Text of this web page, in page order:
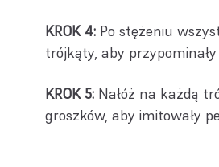
KROK 4: Po stężeniu
trójkąty, aby
KROK 5: Nałóż na każdą
groszków, aby imitowały